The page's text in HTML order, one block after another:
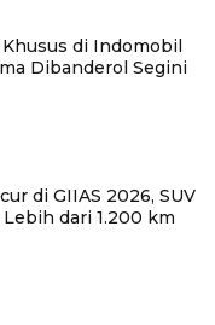
di Indomobil
Dibanderol Segini
di GIIAS 2026, SUV
dari 1.200 km